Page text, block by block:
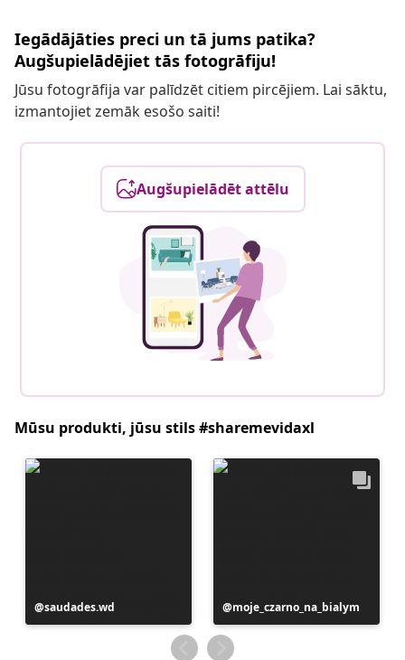
Iegādājāties preci un tā jums patika?
Augšupielādējiet tās fotogrāfiju!
Jūsu fotogrāfija var palīdzēt citiem pircējiem. Lai sāktu,
izmantojiet zemāk esošo saiti!
Augšupielādēt attēlu
Mūsu produkti, jūsu stils #sharemevidaxl
Ierakstu
publicējis
saudades.wd
Ierakstu
publicējis
moje_czarno_na_bialym